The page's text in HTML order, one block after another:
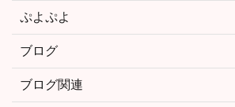
ぷよぷよ
ブログ
ブログ関連